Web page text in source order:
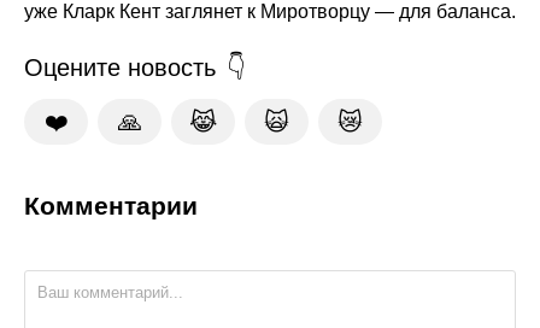
уже Кларк Кент заглянет к Миротворцу — для баланса.
Оцените новость
❤️ 🙏 😹 🙀 😿
Комментарии